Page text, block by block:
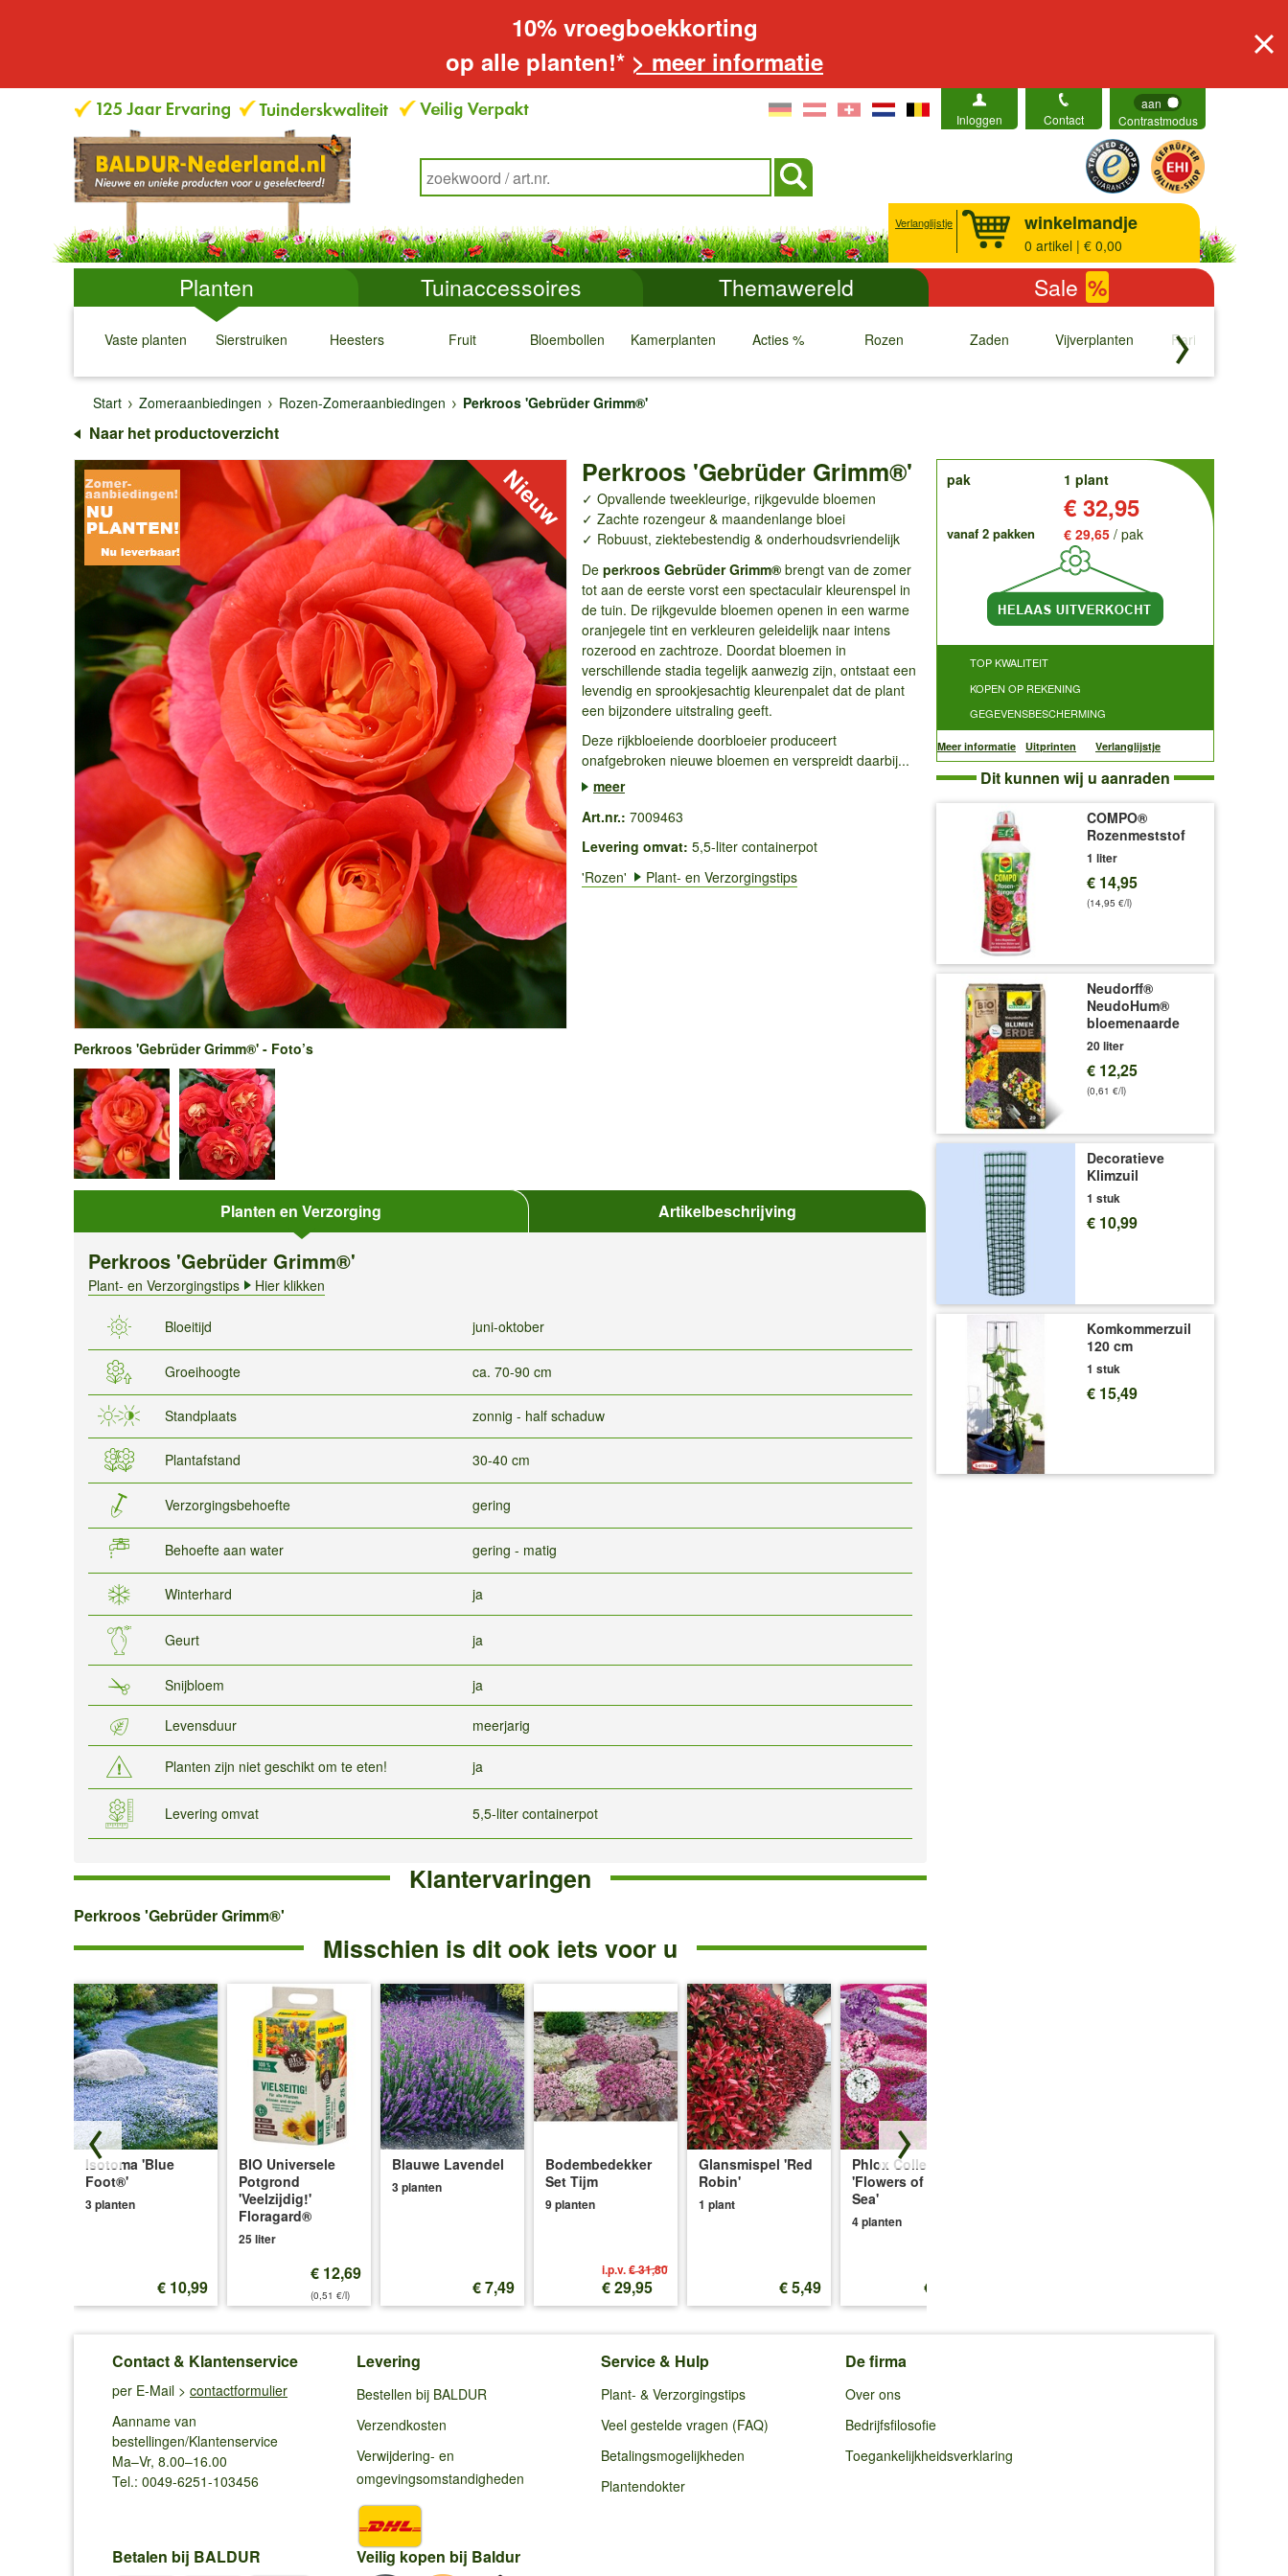
10% vroegboekkorting
op alle planten!* > meer informatie
Inloggen Contact
aan
Contrastmodus
Verlanglijstje winkelmandje
0 artikel | € 0,00
Planten Tuinaccessoires Themawereld Sale %
Vaste planten
↓
Sierstruiken
↓
Heesters
↓
Fruit
↓
Bloembollen
↓
Kamerplanten
↓
Acties %
↓
Rozen
↓
Zaden
↓
Vijverplanten
↓
Rariteiten
↓
Start
Zomeraanbiedingen Rozen-Zomeraanbiedingen Perkroos 'Gebrüder Grimm®'
Naar het productoverzicht
Perkroos 'Gebrüder Grimm®'
✓ Opvallende tweekleurige, rijkgevulde bloemen
✓ Zachte rozengeur & maandenlange bloei
✓ Robuust, ziektebestendig & onderhoudsvriendelijk
De perkroos Gebrüder Grimm®brengt van de zomer
tot aan de eerste vorst een spectaculair kleurenspel in
de tuin. De rijkgevulde bloemen openen in een warme
oranjegele tint en verkleuren geleidelijk naar intens
rozerood en zachtroze. Doordat bloemen in
verschillende stadia tegelijk aanwezig zijn, ontstaat een
levendig en sprookjesachtig kleurenpalet dat de plant
een bijzondere uitstraling geeft.
Deze rijkbloeiende doorbloeier produceert
onafgebroken nieuwe bloemen en verspreidt daarbij...
meer
Art.nr.: 7009463
Levering omvat: 5,5-liter containerpot
'Rozen'
Plant- en Verzorgingstips
Perkroos 'Gebrüder Grimm®' - Foto’s
Planten en Verzorging Artikelbeschrijving
Perkroos 'Gebrüder Grimm®'
Plant- en Verzorgingstips Hier klikken
Bloeitijd juni-oktober
Groeihoogte ca. 70-90 cm
Standplaats zonnig - half schaduw
Plantafstand 30-40 cm
Verzorgingsbehoefte gering
Behoefte aan water gering - matig
Winterhard ja
Geurt ja
Snijbloem ja
Levensduur meerjarig
Planten zijn niet geschikt om te eten! ja
Levering omvat 5,5-liter containerpot
Klantervaringen
Perkroos
Perkroos 'Gebrüder Grimm®'
Misschien is dit ook iets voor u
Isotoma 'Blue
Foot®'
3 planten
€ 10,99
BIO Universele
Potgrond
'Veelzijdig!'
Floragard®
25 liter
€ 12,69
(0,51 €/l)
Blauwe Lavendel
3 planten
€ 7,49
Bodembedekker
Set Tijm
9 planten
i.p.v.€ 31,80
€ 29,95
Glansmispel 'Red
Robin'
1 plant
€ 5,49
Phlox Collectie
'Flowers of the
Sea'
4 planten
€ 13,25
order
pak
1 plant
€ 32,95
vanaf 2 pakken € 29,65 / pak
TOP KWALITEIT
KOPEN OP REKENING
GEGEVENSBESCHERMING
Meer informatie Uitprinten Verlanglijstje
Dit kunnen wij u aanraden
COMPO®
Rozenmeststof
1 liter
€ 14,95
(14,95 €/l)
Neudorff®
NeudoHum®
bloemenaarde
20 liter
€ 12,25
(0,61 €/l)
Decoratieve
Klimzuil
1 stuk
€ 10,99
Komkommerzuil
120 cm
1 stuk
€ 15,49
Contact & Klantenservice
per E-Mail > contactformulier
Aanname van
bestellingen/Klantenservice
Ma–Vr, 8.00–16.00
Tel.: 0049-6251-103456
Levering
Bestellen bij BALDUR
Verzendkosten
Verwijdering- en
omgevingsomstandigheden
Service & Hulp
Plant- & Verzorgingstips
Veel gestelde vragen (FAQ)
Betalingsmogelijkheden
Plantendokter
De firma
Over ons
Bedrijfsfilosofie
Toegankelijkheidsverklaring
Betalen bij BALDUR Veilig kopen bij Baldur